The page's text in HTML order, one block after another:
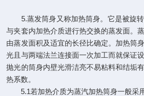
5.蒸发筒身又称加热筒身。它是被旋转
与夹套内加热介质进行热交换的蒸发面。
由蒸发面积及适宜的长径比确定。加热筒
光且与两端法兰连接面一次加工而就保证
抛光的筒身内壁光滑洁亮不易粘料和结垢
热系数。
5.1若加热介质为蒸汽加热筒身一般